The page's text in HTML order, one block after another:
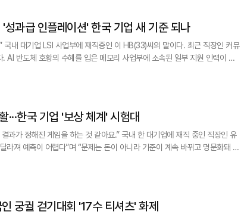
과급 인플레이션' 한국 기업 새 기준 되나
기업 LSI 사업부에 재직중인 이 HB(33)씨의 말이다. 최근 직장인 커뮤
AI 반도체 호황의 수혜를 입은 메모리 사업부에 소속된 일부 지원 인력이 수
LSI·파운드리 사업부의 박사급 연구원들은 훨씬 적은 보상을 받게 되면서
한국 기업 '보상 체계' 시험대
하는 것 같아요.” 국내 한 대기업에 재직 중인 직장인 유
라져 예측이 어렵다”며 “문제는 돈이 아니라 기준이 계속 바뀌고 명문화돼 있
궁궐 걷기대회 '17수 티셔츠' 화제